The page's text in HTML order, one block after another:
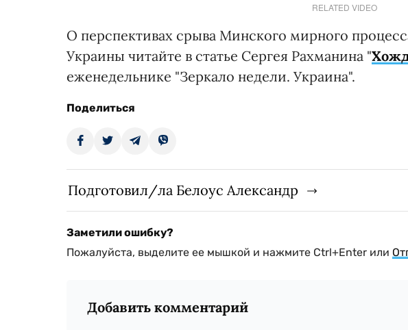
RELATED VIDEO
О перспективах срыва Минского мирного
Украины читайте в статье Сергея Рахманина "
еженедельнике "Зеркало недели. Украина".
Поделиться
Подготовил/ла Белоус Александр
Заметили ошибку?
Пожалуйста, выделите ее мышкой и нажмите Ctrl+Enter или
Добавить комментарий